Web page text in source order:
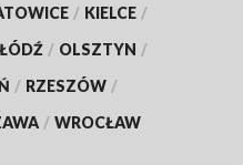
/ KIELCE /
ŁÓDŹ / OLSZTYN /
/ RZESZÓW /
/ WROCŁAW